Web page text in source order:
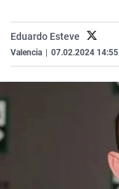
Eduardo Esteve
Valencia 07.02.2024 14:55